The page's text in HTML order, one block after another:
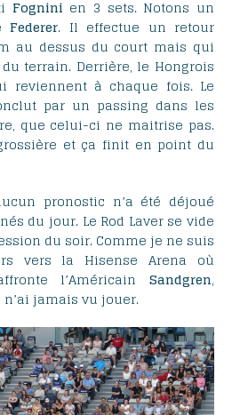
Fognini en 3 sets. Notons un
Federer. Il effectue un retour
au dessus du court mais qui
terrain. Derrière, le Hongrois
reviennent à chaque fois. Le
par un passing dans les
que celui-ci ne maitrise pas.
et ça finit en point du
pronostic n’a été déjoué
du jour. Le Rod Laver se vide
du soir. Comme je ne suis
vers la Hisense Arena où
l’Américain Sandgren,
jamais vu jouer.